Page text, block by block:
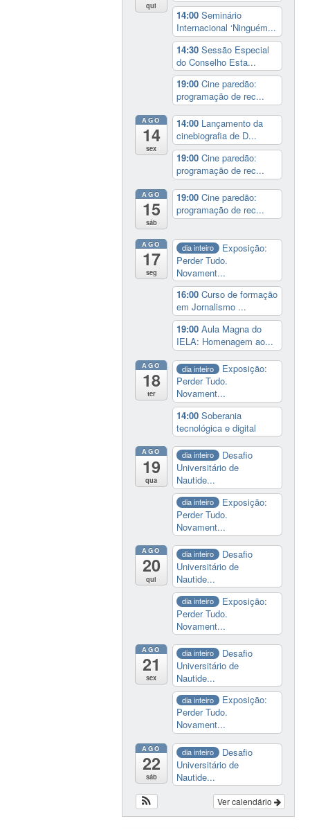
qui
14:00Seminário
Internacional ‘Ninguém...
14:30Sessão Especial
do Conselho Esta...
19:00Cine paredão:
programação de rec...
AGO
14
sex
14:00 Lançamento da
cinebiografia de D...
19:00Cine paredão:
programação de rec...
AGO
15
sáb
19:00Cine paredão:
programação de rec...
AGO
17
seg
dia inteiro
Exposição:
Perder Tudo.
Novament...
16:00Curso de formação
em Jornalismo ...
19:00Aula Magna do
IELA: Homenagem ao...
AGO
18
ter
dia inteiro
Exposição:
Perder Tudo.
Novament...
14:00Soberania
tecnológica e digital
AGO
19
qua
dia inteiro
Desafio
Universitário de
Nautide...
dia inteiro
Exposição:
Perder Tudo.
Novament...
AGO
20
qui
dia inteiro
Desafio
Universitário de
Nautide...
dia inteiro
Exposição:
Perder Tudo.
Novament...
AGO
21
sex
dia inteiro
Desafio
Universitário de
Nautide...
dia inteiro
Exposição:
Perder Tudo.
Novament...
AGO
22
sáb
dia inteiro
Desafio
Universitário de
Nautide...
Ver calendário